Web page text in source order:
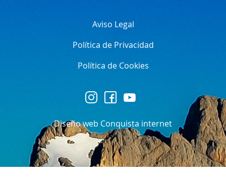
Aviso Legal
Política de Privacidad
Política de Cookies
Diseño web Conquista internet